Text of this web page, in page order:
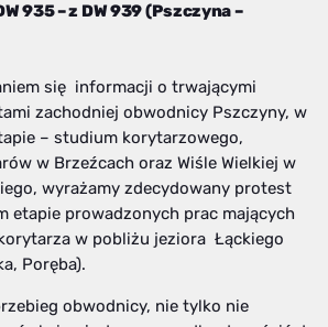
935 – z DW 939 (Pszczyna –
się informacji o trwającymi
zachodniej obwodnicy Pszczyny, w
– studium korytarzowego,
w Brzeźcach oraz Wiśle Wielkiej w
wyrażamy zdecydowany protest
etapie prowadzonych prac mających
w pobliżu jeziora Łąckiego
Poręba).
obwodnicy, nie tylko nie